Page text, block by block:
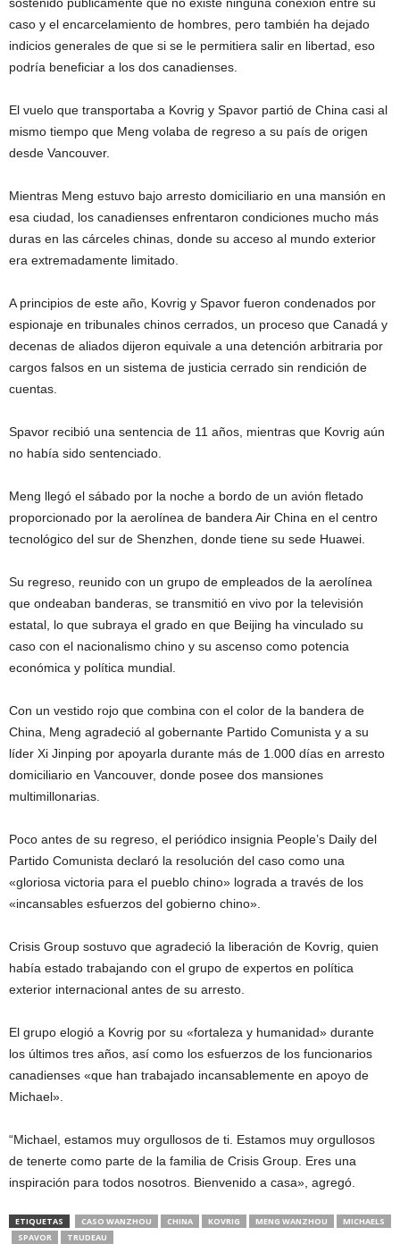
caso y el encarcelamiento de hombres, pero también ha dejado
indicios generales de que si se le permitiera salir en libertad, eso
podría beneficiar a los dos canadienses.
El vuelo que transportaba a Kovrig y Spavor partió de China casi al
mismo tiempo que Meng volaba de regreso a su país de origen
desde Vancouver.
Mientras Meng estuvo bajo arresto domiciliario en una mansión en
esa ciudad, los canadienses enfrentaron condiciones mucho más
duras en las cárceles chinas, donde su acceso al mundo exterior
era extremadamente limitado.
A principios de este año, Kovrig y Spavor fueron condenados por
espionaje en tribunales chinos cerrados, un proceso que Canadá y
decenas de aliados dijeron equivale a una detención arbitraria por
cargos falsos en un sistema de justicia cerrado sin rendición de
cuentas.
Spavor recibió una sentencia de 11 años, mientras que Kovrig aún
no había sido sentenciado.
Meng llegó el sábado por la noche a bordo de un avión fletado
proporcionado por la aerolínea de bandera Air China en el centro
tecnológico del sur de Shenzhen, donde tiene su sede Huawei.
Su regreso, reunido con un grupo de empleados de la aerolínea
que ondeaban banderas, se transmitió en vivo por la televisión
estatal, lo que subraya el grado en que Beijing ha vinculado su
caso con el nacionalismo chino y su ascenso como potencia
económica y política mundial.
Con un vestido rojo que combina con el color de la bandera de
China, Meng agradeció al gobernante Partido Comunista y a su
líder Xi Jinping por apoyarla durante más de 1.000 días en arresto
domiciliario en Vancouver, donde posee dos mansiones
multimillonarias.
Poco antes de su regreso, el periódico insignia People’s Daily del
Partido Comunista declaró la resolución del caso como una
«gloriosa victoria para el pueblo chino» lograda a través de los
«incansables esfuerzos del gobierno chino».
Crisis Group sostuvo que agradeció la liberación de Kovrig, quien
había estado trabajando con el grupo de expertos en política
exterior internacional antes de su arresto.
El grupo elogió a Kovrig por su «fortaleza y humanidad» durante
los últimos tres años, así como los esfuerzos de los funcionarios
canadienses «que han trabajado incansablemente en apoyo de
Michael».
“Michael, estamos muy orgullosos de ti. Estamos muy orgullosos
de tenerte como parte de la familia de Crisis Group. Eres una
inspiración para todos nosotros. Bienvenido a casa», agregó.
ETIQUETAS CASO WANZHOU CHINA KOVRIG MENG WANZHOU
MICHAELS
SPAVOR
TRUDEAU